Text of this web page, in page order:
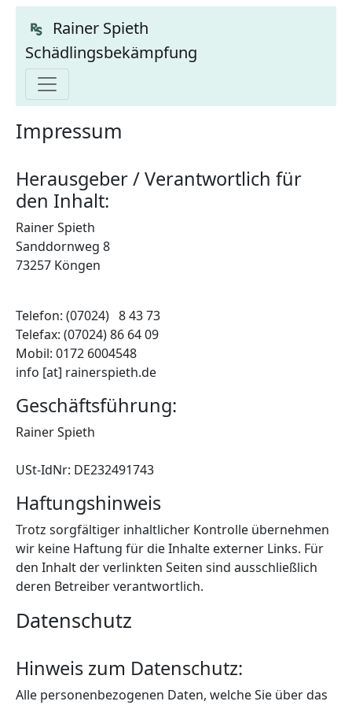
Rainer Spieth
Schädlingsbekämpfung
Impressum
Herausgeber / Verantwortlich für
den Inhalt:
Rainer Spieth
Sanddornweg 8
73257 Köngen
Telefon: (07024) 8 43 73
Telefax: (07024) 86 64 09
Mobil: 0172 6004548
info [at] rainerspieth.de
Geschäftsführung:
Rainer Spieth
USt-IdNr: DE232491743
Haftungshinweis
Trotz sorgfältiger inhaltlicher Kontrolle übernehmen
wir keine Haftung für die Inhalte externer Links. Für
den Inhalt der verlinkten Seiten sind ausschließlich
deren Betreiber verantwortlich.
Datenschutz
Hinweis zum Datenschutz:
Alle personenbezogenen Daten, welche Sie über das